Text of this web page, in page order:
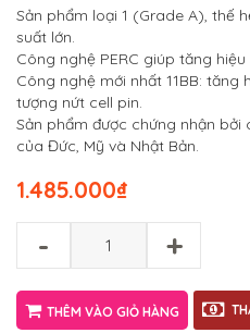
Sản phẩm loại 1 (Grade A), thế
suất lớn.
Công nghệ PERC giúp tăng
Công nghệ mới nhất 11BB: tăng
tượng nứt cell pin.
Sản phẩm được chứng nhận
của Đức, Mỹ và Nhật Bản.
₫
1.485.000
- +
THÊM VÀO GIỎ HÀNG